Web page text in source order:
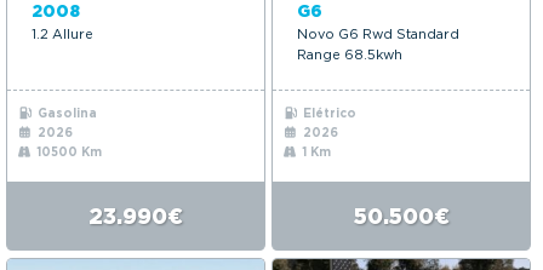
2008
1.2 Allure
Gasolina
2026
10500 Km
23.990€
G6
Novo G6 Rwd Standard
Range 68.5kwh
Elétrico
2026
1 Km
50.500€